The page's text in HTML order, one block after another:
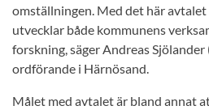
omställningen. Med det här
utvecklar både kommunens
forskning, säger Andreas
ordförande i Härnösand.
Målet med avtalet är bland annat